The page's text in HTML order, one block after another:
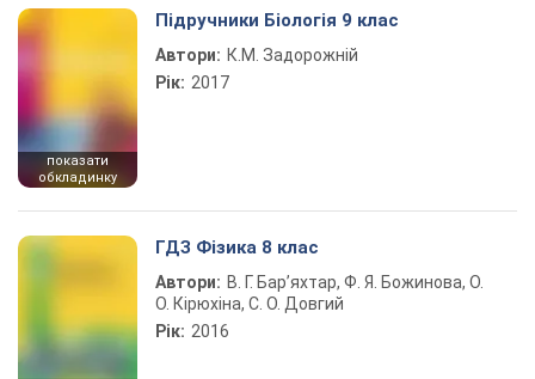
показати
обкладинку
Підручники Біологія 9 клас
Автори: К.М. Задорожній
Рік: 2017
ГДЗ Фізика 8 клас
Автори: В. Г. Бар’яхтар, Ф. Я. Божинова, О.
О. Кірюхіна, С. О. Довгий
Рік: 2016